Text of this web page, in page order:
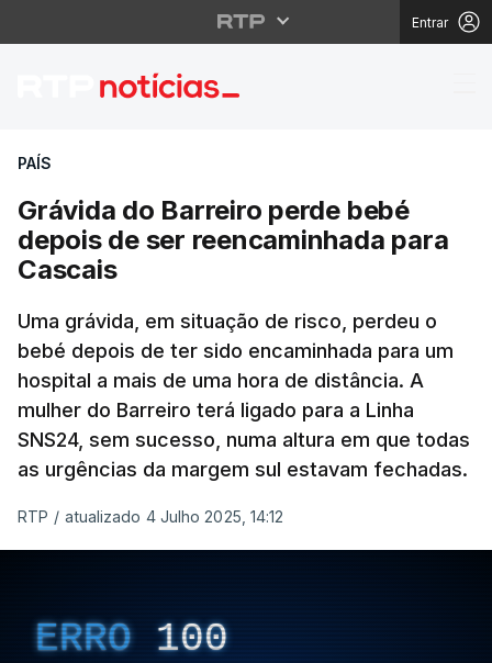
Entrar
Grávida do Barreiro
PAÍS
Grávida do Barreiro perde bebé
depois de ser reencaminhada para
Cascais
Uma grávida, em situação de risco, perdeu o
bebé depois de ter sido encaminhada para um
hospital a mais de uma hora de distância. A
mulher do Barreiro terá ligado para a Linha
SNS24, sem sucesso, numa altura em que todas
as urgências da margem sul estavam fechadas.
RTP / atualizado 4 Julho 2025, 14:12
ERRO 100